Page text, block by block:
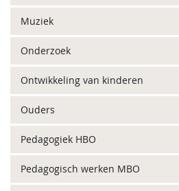
Muziek
Onderzoek
Ontwikkeling van kinderen
Ouders
Pedagogiek HBO
Pedagogisch werken MBO